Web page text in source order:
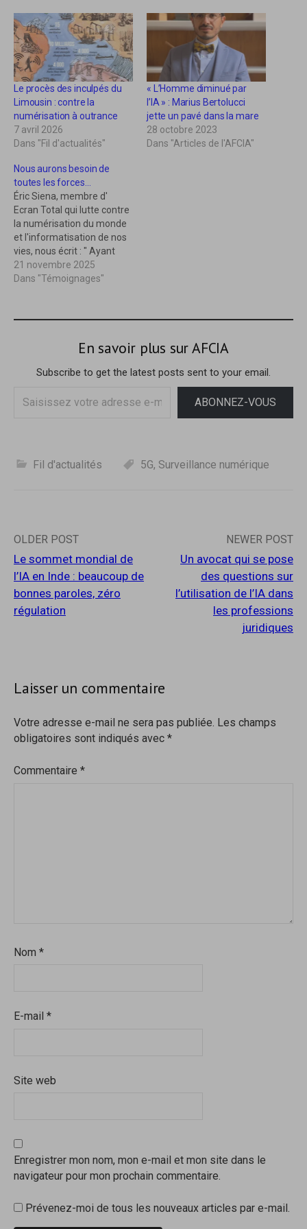
e
z
p
o
u
r
p
a
r
t
a
g
e
r
s
u
w
i
t
t
e
(
o
u
v
r
e
d
n
v
e
e
r
e
e
z
p
o
u
r
p
a
r
t
a
g
e
u
a
c
e
b
o
o
k
(
o
u
v
r
e
d
u
u
v
r
Le procès des inculpés du
Limousin : contre la
numérisation à outrance
7 avril 2026
Dans "Fil d'actualités"
« L’Homme diminué par
l’IA » : Marius Bertolucci
jette un pavé dans la mare
28 octobre 2023
Dans "Articles de l'AFCIA"
Nous aurons besoin de
toutes les forces…
Éric Siena, membre d'
Ecran Total qui lutte contre
la numérisation du monde
et l'informatisation de nos
vies, nous écrit : " Ayant
parcouru les pages de
votre site internet, j'y ai
souhaiterais également
ou l'IA. Je joins donc deux…
21 novembre 2025
Dans "Témoignages"
En savoir plus sur AFCIA
Subscribe to get the latest posts sent to your email.
mail…
ABONNEZ-VOUS
Fil d'actualités 5G, Surveillance numérique
Post
navigation
OLDER POST
Le sommet mondial de
l’IA en Inde : beaucoup de
bonnes paroles, zéro
régulation
NEWER POST
Un avocat qui se pose
des questions sur
l’utilisation de l’IA dans
les professions
juridiques
Laisser un commentaire
Votre adresse e-mail ne sera pas publiée. Les champs
obligatoires sont indiqués avec *
Commentaire *
Nom *
E-mail *
Site web
Enregistrer mon nom, mon e-mail et mon site dans le
navigateur pour mon prochain commentaire.
Prévenez-moi de tous les nouveaux articles par e-mail.